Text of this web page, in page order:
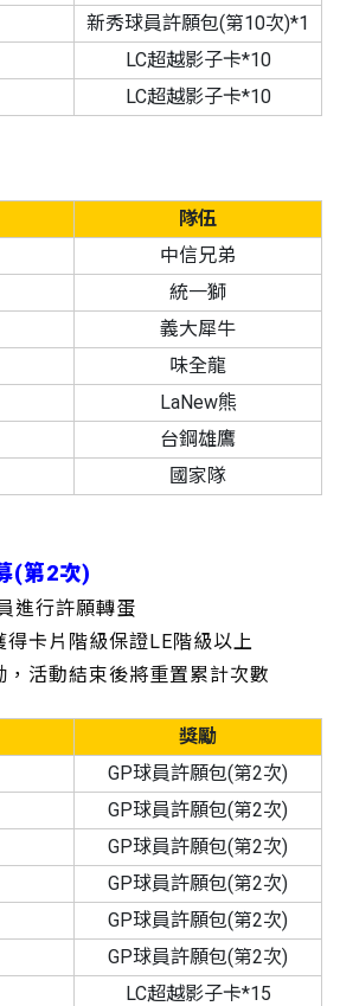
新秀球員許願包(第10次)*1
LC超越影子卡*10
LC超越影子卡*10
隊伍
中信兄弟
統一獅
義大犀牛
味全龍
LaNew熊
台鋼雄鷹
國家隊
(第2次)
進行許願轉蛋
得卡片階級保證LE階級以上
，活動結束後將重置累計次數
獎勵
GP球員許願包(第2次)
GP球員許願包(第2次)
GP球員許願包(第2次)
GP球員許願包(第2次)
GP球員許願包(第2次)
GP球員許願包(第2次)
LC超越影子卡*15